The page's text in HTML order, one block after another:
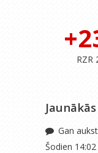
RZR
Gan
Šodien 14:02